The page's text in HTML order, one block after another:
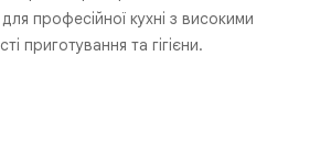
професійної кухні з високими
приготування та гігієни.